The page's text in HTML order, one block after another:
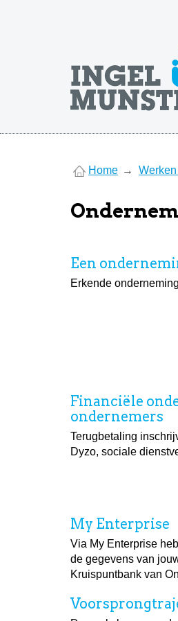
are
Home
Een
Erkende
Financiële
ondernemers
Terugbetaling
Dyzo, sociale
My Enterprise
Via My Enterprise
de gegevens van
Kruispuntbank van